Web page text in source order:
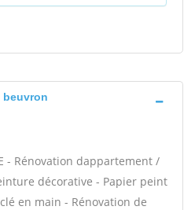
beuvron
- Rénovation dappartement /
décorative - Papier peint
en main - Rénovation de